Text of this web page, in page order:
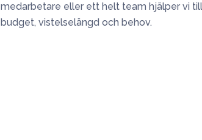
medarbetare eller ett helt team hjälper vi
budget, vistelselängd och behov.